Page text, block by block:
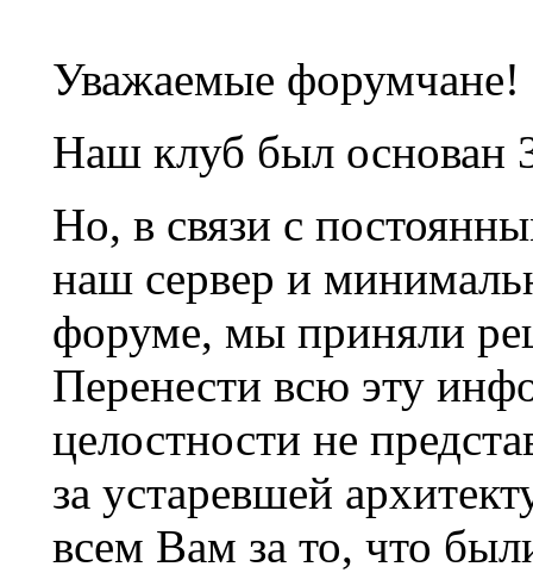
Уважаемые форумчане!
Наш клуб был основан
Но, в связи с
наш сервер и
форуме, мы приняли
Перенести всю эту
целостности не
за устаревшей
всем Вам за то, что